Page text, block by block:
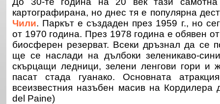
картографирана, но днес тя е популярна
Чили. Паркът е създаден през 1959 г., но
от 1970 година. През 1978 година е обявен
биосферен резерват. Всеки дръзнал да се
ще се наслади на дълбоки зеленикаво-
скърцащи ледници, зелени ленгови гори и
пасат стада гуанако. Основната
всеизвестния назъбен масив на Кордилера
del Paine)